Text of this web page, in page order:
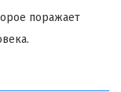
поражает